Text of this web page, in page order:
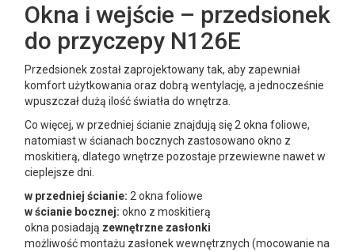
Okna i wejście – przedsionek
do przyczepy N126E
Przedsionek został zaprojektowany tak, aby zapewniał
komfort użytkowania oraz dobrą wentylację, a jednocześnie
wpuszczał dużą ilość światła do wnętrza.
Co więcej, w przedniej ścianie znajdują się 2 okna foliowe,
natomiast w ścianach bocznych zastosowano okno z
moskitierą, dlatego wnętrze pozostaje przewiewne nawet w
cieplejsze dni.
w przedniej ścianie: 2 okna foliowe
w ścianie bocznej: okno z moskitierą
okna posiadają zewnętrzne zasłonki
możliwość montażu zasłonek wewnętrznych (mocowanie na